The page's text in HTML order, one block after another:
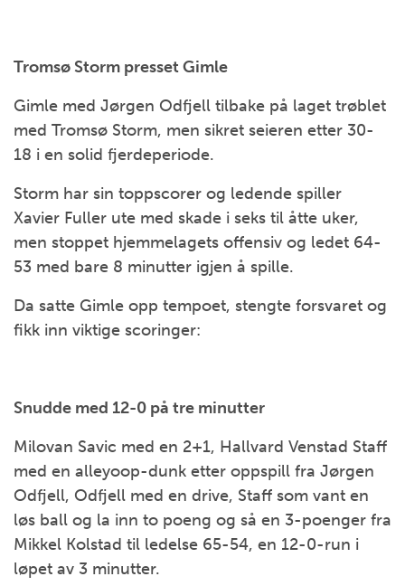
Tromsø Storm presset Gimle
Gimle med Jørgen Odfjell tilbake på laget trøblet
med Tromsø Storm, men sikret seieren etter 30-
18 i en solid fjerdeperiode.
Storm har sin toppscorer og ledende spiller
Xavier Fuller ute med skade i seks til åtte uker,
men stoppet hjemmelagets offensiv og ledet 64-
53 med bare 8 minutter igjen å spille.
Da satte Gimle opp tempoet, stengte forsvaret og
fikk inn viktige scoringer:
Snudde med 12-0 på tre minutter
Milovan Savic med en 2+1, Hallvard Venstad Staff
med en alleyoop-dunk etter oppspill fra Jørgen
Odfjell, Odfjell med en drive, Staff som vant en
løs ball og la inn to poeng og så en 3-poenger fra
Mikkel Kolstad til ledelse 65-54, en 12-0-run i
løpet av 3 minutter.